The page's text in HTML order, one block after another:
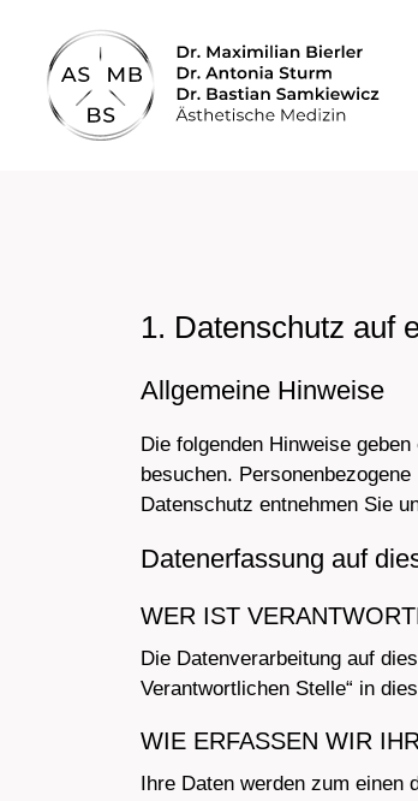
1. Datenschutz auf
Allgemeine Hinweise
Die folgenden Hinweise
besuchen.
Datenschutz entnehmen Sie
Datenerfassung auf
WER IST
Die Datenverarbeitung auf
Verantwortlichen Stelle“ in
WIE ERFASSEN WIR
Ihre Daten werden zum